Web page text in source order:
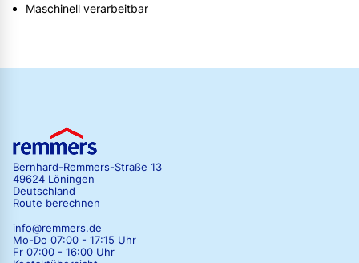
Maschinell verarbeitbar
Bernhard-Remmers-Straße 13
49624 Löningen
Deutschland
Route berechnen
info@remmers.de
Mo-Do 07:00 - 17:15 Uhr
Fr 07:00 - 16:00 Uhr